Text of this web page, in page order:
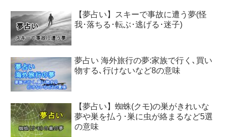
【夢占い】スキーで事故に遭う夢(怪
我･落ちる･転ぶ･逃げる･迷子)
夢占い 海外旅行の夢:家族で行く､買い
物する､行けないなど8の意味
【夢占い】蜘蛛(クモ)の巣がきれいな
夢や巣を払う･巣に虫が絡まるなど5選
の意味